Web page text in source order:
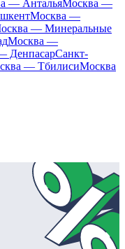
— АнтальяМосква —
Москва —
— Минеральные
Москва —
ДенпасарСанкт-
— ТбилисиМосква